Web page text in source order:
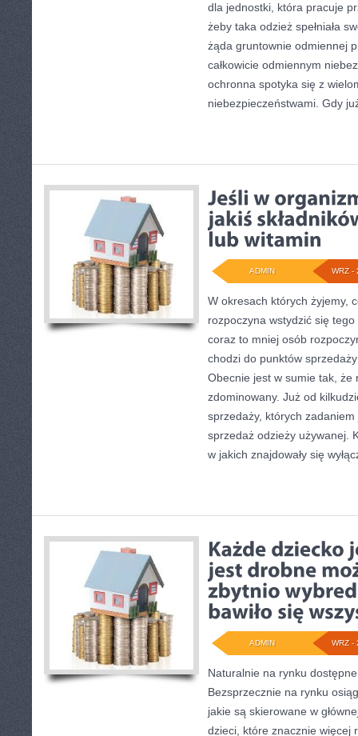
dla jednostki, która pracuje
żeby taka odzież spełniała
żąda gruntownie odmiennej
całkowicie odmiennym
ochronna spotyka się z
niebezpieczeństwami. Gdy
WRZ -
ADMIN
W okresach których żyjemy,
rozpoczyna wstydzić się
coraz to mniej osób
chodzi do punktów
Obecnie jest w sumie tak, że
zdominowany. Już od
sprzedaży, których zadaniem
sprzedaż odzieży używanej.
w jakich znajdowały się
WRZ -
ADMIN
Naturalnie na rynku
Bezsprzecznie na rynku
jakie są skierowane w
dzieci, które znacznie więcej